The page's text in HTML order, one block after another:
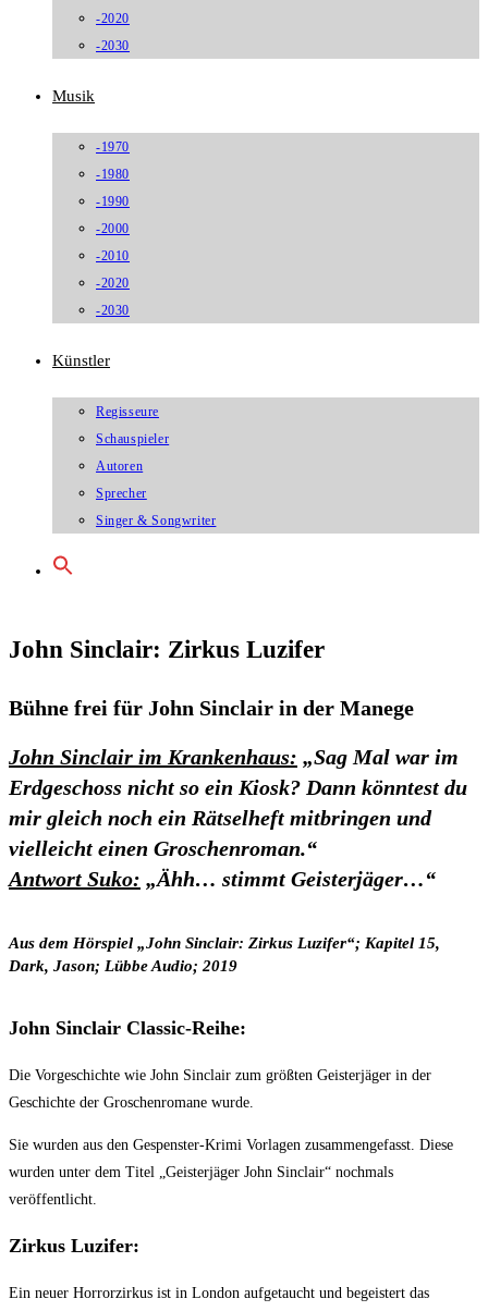
-2020
-2030
Musik
-1970
-1980
-1990
-2000
-2010
-2020
-2030
Künstler
Regisseure
Schauspieler
Autoren
Sprecher
Singer & Songwriter
John Sinclair: Zirkus Luzifer
Bühne frei für John Sinclair in der Manege
John Sinclair im Krankenhaus: „Sag Mal war im
Erdgeschoss nicht so ein Kiosk? Dann könntest du
mir gleich noch ein Rätselheft mitbringen und
vielleicht einen Groschenroman.“
Antwort Suko: „Ähh… stimmt Geisterjäger…“
Aus dem Hörspiel „John Sinclair: Zirkus Luzifer“; Kapitel 15,
Dark, Jason; Lübbe Audio; 2019
John Sinclair Classic-Reihe:
Die Vorgeschichte wie John Sinclair zum größten Geisterjäger in der
Geschichte der Groschenromane wurde.
Sie wurden aus den Gespenster-Krimi Vorlagen zusammengefasst. Diese
wurden unter dem Titel „Geisterjäger John Sinclair“ nochmals
veröffentlicht.
Zirkus Luzifer:
Ein neuer Horrorzirkus ist in London aufgetaucht und begeistert das